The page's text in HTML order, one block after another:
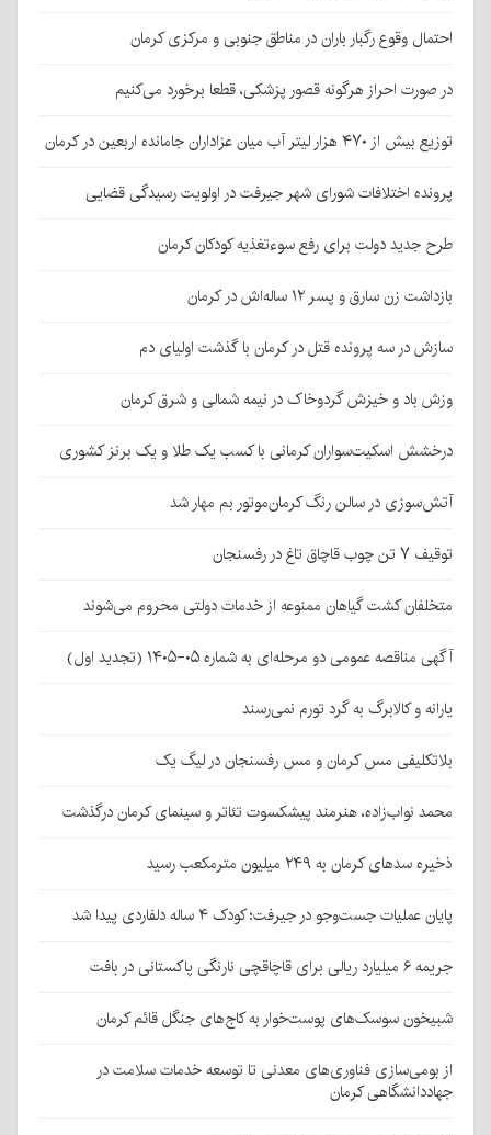
احتمال وقوع رگبار باران در مناطق جنوبی و مرکزی کرمان
در صورت احراز هرگونه قصور پزشکی، قطعا برخورد می‌کنیم
توزیع بیش از ۴۷۰ هزار لیتر آب میان عزاداران جامانده اربعین در کرمان
پرونده اختلافات شورای شهر جیرفت در اولویت رسیدگی قضایی
طرح جدید دولت برای رفع سوءتغذیه کودکان کرمان
بازداشت زن سارق و پسر ۱۲ ساله‌اش در کرمان
سازش در سه پرونده قتل در کرمان با گذشت اولیای دم
وزش باد و خیزش گردوخاک در نیمه شمالی و شرق کرمان
درخشش اسکیت‌سواران کرمانی با کسب یک طلا و یک برنز کشوری
آتش‌سوزی در سالن رنگ کرمان‌موتور بم مهار شد
توقیف ۷ تن چوب قاچاق تاغ در رفسنجان
متخلفان کشت گیاهان ممنوعه از خدمات دولتی محروم می‌شوند
آگهی مناقصه عمومی دو مرحله‌ای به شماره ۰۵-۱۴۰۵ (تجدید اول)
یارانه و کالابرگ به گرد تورم نمی‌رسند
بلاتکلیفی مس کرمان و مس رفسنجان در لیگ یک
محمد نواب‌زاده، هنرمند پیشکسوت تئاتر و سینمای کرمان درگذشت
ذخیره سدهای کرمان به ۲۴۹ میلیون مترمکعب رسید
پایان عملیات جست‌وجو در جیرفت؛ کودک ۴ ساله دلفاردی پیدا شد
جریمه ۶ میلیارد ریالی برای قاچاقچی نارنگی پاکستانی در بافت
شبیخون سوسک‌های پوست‌خوار به کاج‌های جنگل قائم کرمان
از بومی‌سازی فناوری‌های معدنی تا توسعه خدمات سلامت در
جهاددانشگاهی کرمان